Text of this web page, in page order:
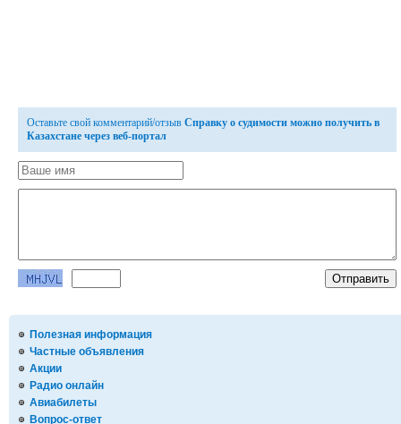
Полезная информация
Частные объявления
Акции
Радио онлайн
Авиабилеты
Вопрос-ответ
Оставьте свой комментарий/отзыв Справку о судимости можно получить в
Казахстане через веб-портал